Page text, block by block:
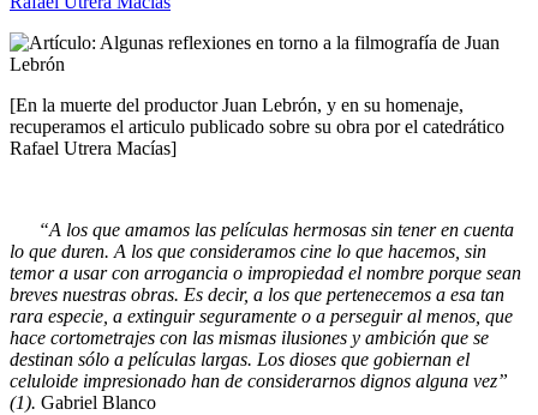
[En la muerte del productor Juan Lebrón, y en su homenaje,
recuperamos el articulo publicado sobre su obra por el catedrático
Rafael Utrera Macías]
“A los que amamos las películas hermosas sin tener en cuenta
lo que duren. A los que consideramos cine lo que hacemos, sin
temor a usar con arrogancia o impropiedad el nombre porque sean
breves nuestras obras. Es decir, a los que pertenecemos a esa tan
rara especie, a extinguir seguramente o a perseguir al menos, que
hace cortometrajes con las mismas ilusiones y ambición que se
destinan sólo a películas largas. Los dioses que gobiernan el
celuloide impresionado han de considerarnos dignos alguna vez”
(1). Gabriel Blanco